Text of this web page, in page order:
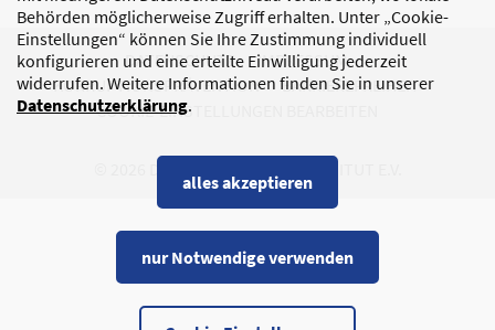
Behörden möglicherweise Zugriff erhalten. Unter „Cookie-
Einstellungen“ können Sie Ihre Zustimmung individuell
konfigurieren und eine erteilte Einwilligung jederzeit
widerrufen. Weitere Informationen finden Sie in unserer
Datenschutzerklärung.
alles akzeptieren
nur Notwendige verwenden
DATENSCHUTZ
IMPRESSUM
KORRUPTIONSPRÄVENTION
BARRIEREFREIHEIT
COOKIE-EINSTELLUNGEN BEARBEITEN